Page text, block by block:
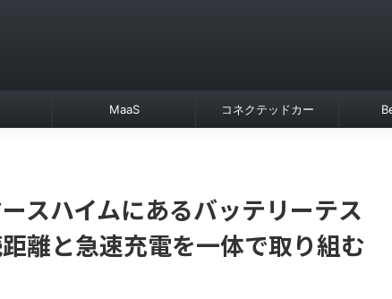
MaaS コネクテッドカー
スハイムにあるバッテリーテス
離と急速充電を一体で取り組む